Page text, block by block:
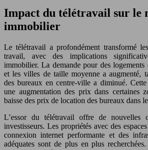
Impact du télétravail sur le
immobilier
Le télétravail a profondément transformé
travail, avec des implications
immobilier. La demande pour des logements
et les villes de taille moyenne a augmenté,
des bureaux en centre-ville a diminué.
une augmentation des prix dans certaines
baisse des prix de location des bureaux dans
L’essor du télétravail offre de nouvelles
investisseurs. Les propriétés avec des
connexion internet performante et des
adéquates sont de plus en plus